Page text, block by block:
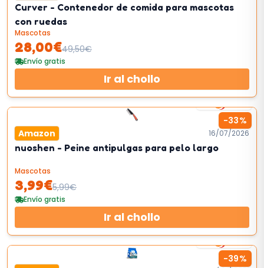
Curver - Contenedor de comida para mascotas
con ruedas
Mascotas
28,00€49,50€
Envío gratis
Ir al chollo
-33%
1km/h
Amazon 16/07/2026
nuoshen - Peine antipulgas para pelo largo
Mascotas
3,99€5,99€
Envío gratis
Ir al chollo
-39%
1km/h